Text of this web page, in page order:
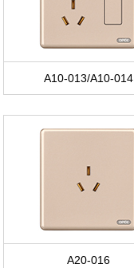
A10-013/A10-014
A20-016